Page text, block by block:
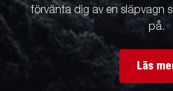
förvänta dig av en släpvagn
på.
Läs